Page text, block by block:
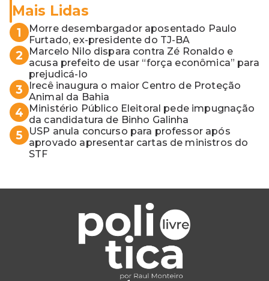
Mais Lidas
1
Morre desembargador aposentado Paulo
Furtado, ex-presidente do TJ-BA
2
Marcelo Nilo dispara contra Zé Ronaldo e
acusa prefeito de usar “força econômica” para
prejudicá-lo
3
Irecê inaugura o maior Centro de Proteção
Animal da Bahia
4
Ministério Público Eleitoral pede impugnação
da candidatura de Binho Galinha
5
USP anula concurso para professor após
aprovado apresentar cartas de ministros do
STF